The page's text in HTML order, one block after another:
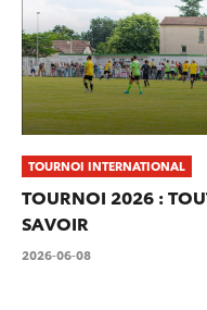
TOURNOI INTERNATIONAL
TOURNOI 2026 :
SAVOIR
2026-06-08